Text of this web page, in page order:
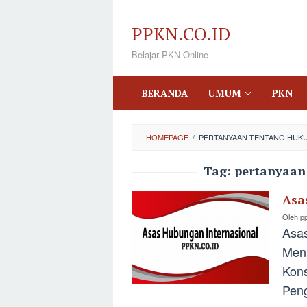
konten
PPKN.CO.ID
Belajar PKN Online
BERANDA UMUM PKN
HOMEPAGE / PERTANYAAN TENTANG
Tag:
Oleh